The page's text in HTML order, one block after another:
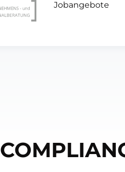
Jobangebote